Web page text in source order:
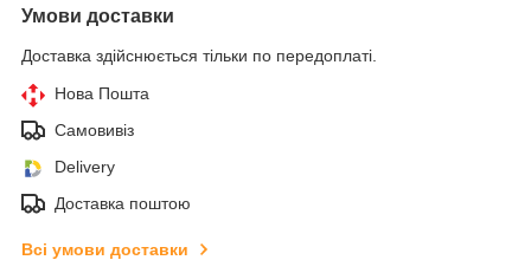
Умови доставки
Доставка здійснюється тільки по передоплаті.
Нова Пошта
Самовивіз
Delivery
Доставка поштою
Всі умови доставки